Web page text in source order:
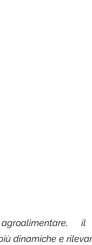
dinamiche e